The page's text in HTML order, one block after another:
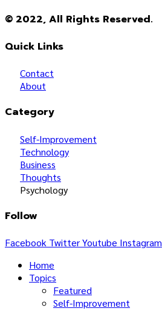
© 2022, All Rights Reserved.
Quick Links
Contact
About
Category
Self-Improvement
Technology
Business
Thoughts
Psychology
Follow
Facebook TwitterYoutube Instagram
Home
Topics
Featured
Self-Improvement